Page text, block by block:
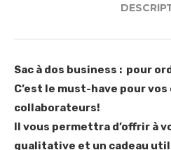
Sac à dos business : pour
C’est le must-have pour
collaborateurs!
Il vous permettra d’offrir à
qualitative et un cadeau